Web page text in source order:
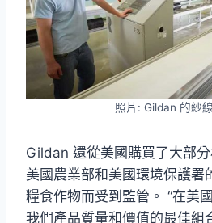
照片: Gildan 的紗
Gildan 還從美國購買了大部
美國農業部和美國環境保護署
糧食作物而受到監管。 “在美
我們產品質量和價值的最佳組